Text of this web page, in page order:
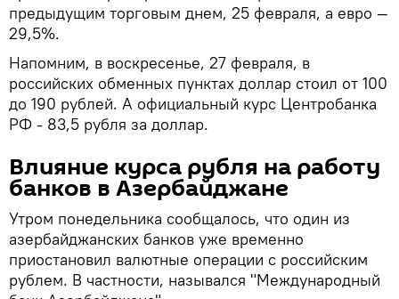
предыдущим торговым днем, 25 февраля, а евро —
29,5%.
Напомним, в воскресенье, 27 февраля, в
российских обменных пунктах доллар стоил от 100
до 190 рублей. А официальный курс Центробанка
РФ - 83,5 рубля за доллар.
Влияние курса рубля на работу
банков в Азербайджане
Утром понедельника сообщалось, что один из
азербайджанских банков уже временно
приостановил валютные операции с российским
рублем. В частности, назывался "Международный